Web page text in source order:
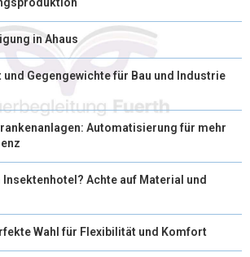
in Ahaus
Gegengewichte für Bau und Industrie
Automatisierung für mehr
Insektenhotel? Achte auf Material und
Wahl für Flexibilität und Komfort